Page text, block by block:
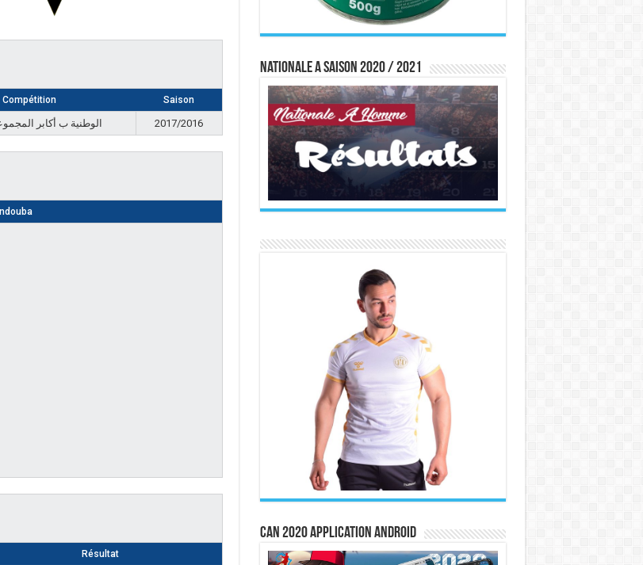
Compétition Saison
الوطنية ب أكابر المجموعة أ 2017/2016
Résultat
Nationale A saison 2020 / 2021
CAN 2020 Application Android